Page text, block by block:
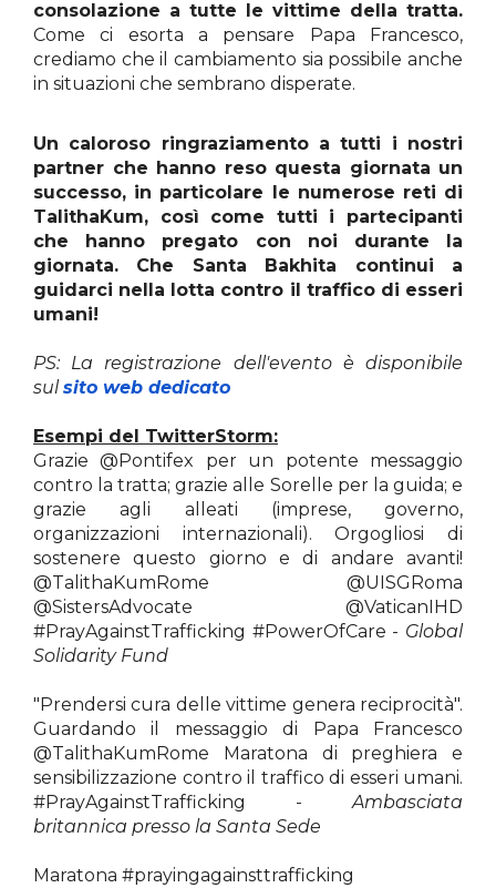
consolazione a tutte le vittime della tratta.
Come ci esorta a pensare Papa Francesco,
crediamo che il cambiamento sia possibile anche
in situazioni che sembrano disperate.
Un caloroso ringraziamento a tutti i nostri
partner che hanno reso questa giornata un
successo, in particolare le numerose reti di
TalithaKum, così come tutti i partecipanti
che hanno pregato con noi durante la
giornata. Che Santa Bakhita continui a
guidarci nella lotta contro il traffico di esseri
umani!
PS: La registrazione dell'evento è disponibile
sulsito web dedicato
Esempi del TwitterStorm:
Grazie @Pontifex per un potente messaggio
contro la tratta; grazie alle Sorelle per la guida; e
grazie agli alleati (imprese, governo,
organizzazioni internazionali). Orgogliosi di
sostenere questo giorno e di andare avanti!
@TalithaKumRome @UISGRoma
@SistersAdvocate @VaticanIHD
#PrayAgainstTrafficking #PowerOfCare - Global
Solidarity Fund
"Prendersi cura delle vittime genera reciprocità".
Guardando il messaggio di Papa Francesco
@TalithaKumRome Maratona di preghiera e
sensibilizzazione contro il traffico di esseri umani.
#PrayAgainstTrafficking -Ambasciata
britannica presso la Santa Sede
Maratona #prayingagainsttrafficking